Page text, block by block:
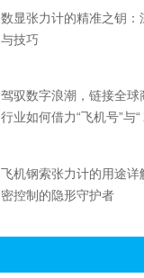
数显张力计的精准之钥：
与技巧
驾驭数字浪潮，链接全球
行业如何借力“飞机号”与
飞机钢索张力计的用途
密控制的隐形守护者